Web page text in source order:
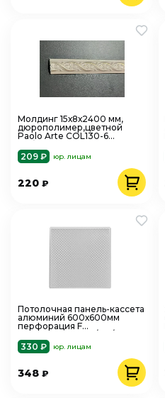
Молдинг 15х8х2400 мм,
дюрополимер,цветной
Paolo Arte COL130-6
209 ₽
юр. лицам
220 ₽
Потолочная панель-кассета
алюминий 600х600мм
перфорация F
Tegular,А903rus
330 ₽ юр. лицам
348 ₽